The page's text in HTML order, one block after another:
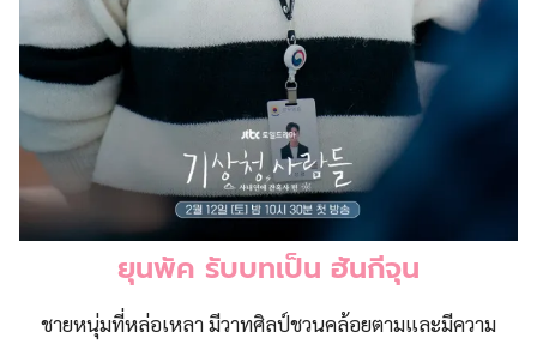
ยุนพัค รับบทเป็น ฮันกีจุน
ชายหนุ่มที่หล่อเหลา มีวาทศิลป์ชวนคล้อยตามและมีความ